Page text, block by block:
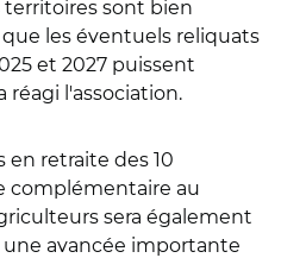
territoires sont bien
les éventuels reliquats
et 2027 puissent
réagi l'association.
en retraite des 10
complémentaire au
sera également
une avancée importante